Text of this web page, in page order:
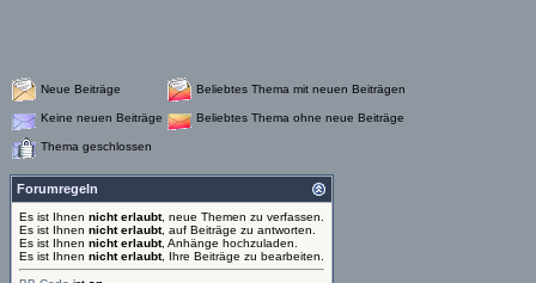
Neue Beiträge Beliebtes Thema mit neuen Beiträgen
Keine neuen Beiträge Beliebtes Thema ohne neue Beiträge
Thema geschlossen
Forumregeln
Es ist Ihnen nicht erlaubt, neue Themen zu verfassen.
Es ist Ihnen nicht erlaubt, auf Beiträge zu antworten.
Es ist Ihnen nicht erlaubt, Anhänge hochzuladen.
Es ist Ihnen nicht erlaubt, Ihre Beiträge zu bearbeiten.